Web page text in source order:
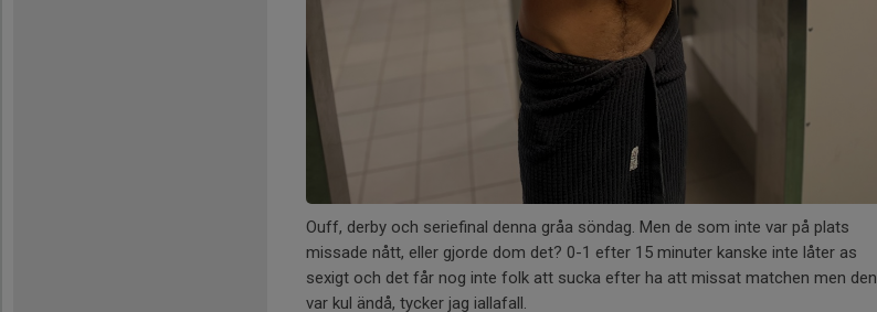
Ouff, derby och seriefinal denna gråa söndag. Men de som inte var på plats
missade nått, eller gjorde dom det? 0-1 efter 15 minuter kanske inte låter as
sexigt och det får nog inte folk att sucka efter ha att missat matchen men den
var kul ändå, tycker jag iallafall.